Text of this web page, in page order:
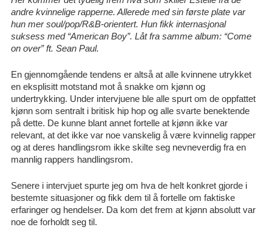
andre kvinnelige rapperne. Allerede med sin første plate var
hun mer soul/pop/R&B-orientert. Hun fikk internasjonal
suksess med “American Boy”. Låt fra samme album: “Come
on over” ft. Sean Paul.
En gjennomgående tendens er altså at alle kvinnene utrykket
en eksplisitt motstand mot å snakke om kjønn og
undertrykking. Under intervjuene ble alle spurt om de oppfattet
kjønn som sentralt i britisk hip hop og alle svarte benektende
på dette. De kunne blant annet fortelle at kjønn ikke var
relevant, at det ikke var noe vanskelig å være kvinnelig rapper
og at deres handlingsrom ikke skilte seg nevneverdig fra en
mannlig rappers handlingsrom.
Senere i intervjuet spurte jeg om hva de helt konkret gjorde i
bestemte situasjoner og fikk dem til å fortelle om faktiske
erfaringer og hendelser. Da kom det frem at kjønn absolutt var
noe de forholdt seg til.